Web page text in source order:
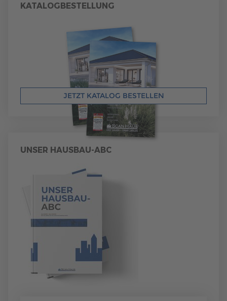
KATALOGBESTELLUNG
JETZT KATALOG BESTELLEN
UNSER HAUSBAU-ABC